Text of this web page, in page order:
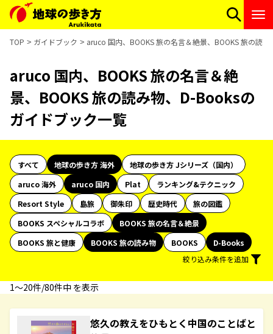
TOP ガイドブック aruco 国内、BOOKS 旅の名言＆絶景、BOOKS 旅の読
aruco 国内、BOOKS 旅の名言＆絶
景、BOOKS 旅の読み物、D-Booksの
ガイドブック一覧
すべて 地球の歩き方 海外
地球の歩き方 Jシリーズ（国内）
aruco 海外
aruco 国内 Plat
ランキング&テクニック
Resort Style
島旅 御朱印 歴史時代
旅の図鑑
BOOKS スペシャルコラボ
BOOKS 旅の名言＆絶景
BOOKS 旅と健康
BOOKS 旅の読み物 BOOKS
D-Books
絞り込み条件を追加
1〜20件/80件中 を表示
悠久の教えをひもとく中国のことばと